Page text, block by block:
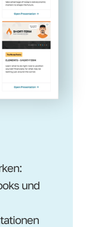
und